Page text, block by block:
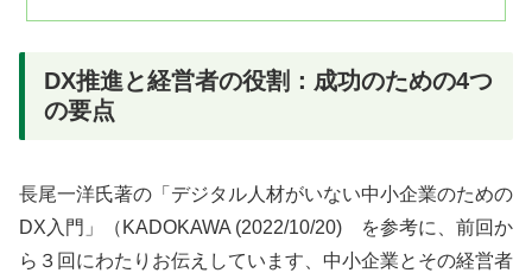
DX推進と経営者の役割：成功のための4つ
の要点
長尾一洋氏著の「デジタル人材がいない中小企業のための
DX入門」（KADOKAWA (2022/10/20) を参考に、前回か
ら３回にわたりお伝えしています、中小企業とその経営者